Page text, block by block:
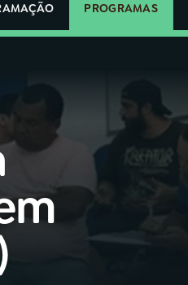
PROGRAMAS